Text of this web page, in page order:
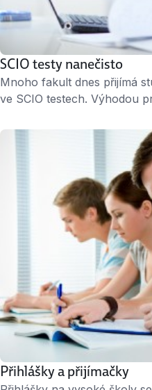
SCIO testy nanečisto
Mnoho fakult dnes přijímá
ve SCIO testech. Výhodou
započítá jen nejlepší
testy zjišťují logické
numerické myšlení. Testy
zkusit nanečisto. Během …
Přihlášky a přijímačky